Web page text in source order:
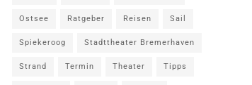
Ostsee Ratgeber Reisen Sail
Spiekeroog Stadttheater Bremerhaven
Strand Termin Theater Tipps